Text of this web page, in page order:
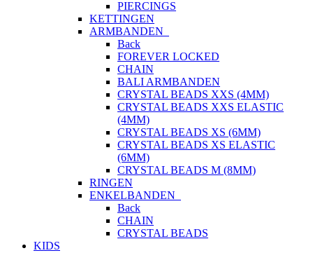
PIERCINGS
KETTINGEN
ARMBANDEN
Back
FOREVER LOCKED
CHAIN
BALI ARMBANDEN
CRYSTAL BEADS XXS (4MM)
CRYSTAL BEADS XXS ELASTIC
(4MM)
CRYSTAL BEADS XS (6MM)
CRYSTAL BEADS XS ELASTIC
(6MM)
CRYSTAL BEADS M (8MM)
RINGEN
ENKELBANDEN
Back
CHAIN
CRYSTAL BEADS
KIDS